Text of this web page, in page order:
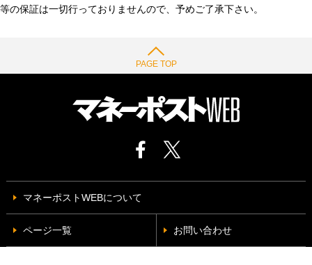
等の保証は一切行っておりませんので、予めご了承下さい。
PAGE TOP
マネーポストWEBについて
ページ一覧 お問い合わせ